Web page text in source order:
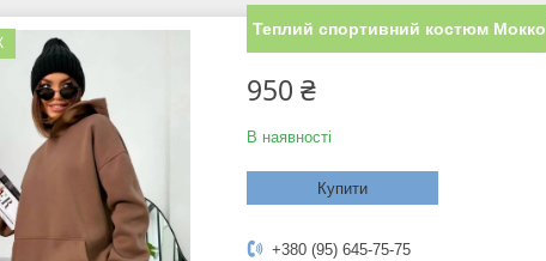
Теплий спортивний костюм Мокко
950 ₴
В наявності
Купити
+380 (95) 645-75-75